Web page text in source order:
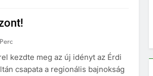
kezdte meg az új idényt az Érdi
csapata a regionális bajnokság